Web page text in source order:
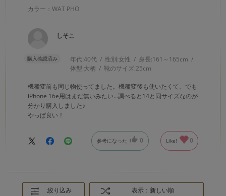
カラー：WAT PHO
しそこ
購入確認済み 年代:40代 性別:女性 身長:161～165cm
体型:大柄 靴のサイズ:25cm
機種変前も同じ物使ってました。機種変後も使いたくて、でも
iPhone 16e用はまだ無いみたい…調べると14と同サイズなのが
分かり購入しました♪
やっぱ良い！
参考になった 0 Like! 0
絞り込み 表示：新しい順